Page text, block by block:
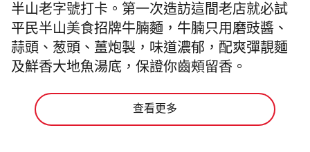
半山老字號打卡。第一次造訪這間老店就必試
平民半山美食招牌牛腩麵 ， 牛腩只用磨豉醬 、
蒜頭 、 葱頭 、 薑炮製 ， 味道濃郁，配爽彈靚麵
及鮮香大地魚湯底，保證你齒頰留香。
查看更多